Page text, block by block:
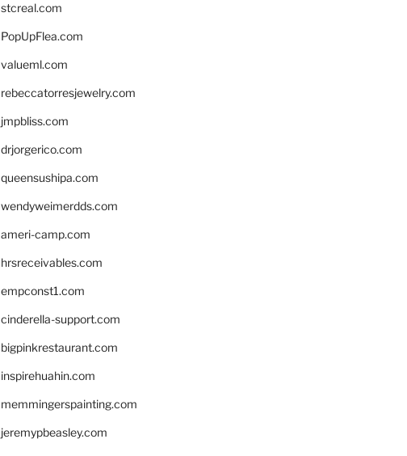
stcreal.com
PopUpFlea.com
valueml.com
rebeccatorresjewelry.com
jmpbliss.com
drjorgerico.com
queensushipa.com
wendyweimerdds.com
ameri-camp.com
hrsreceivables.com
empconst1.com
cinderella-support.com
bigpinkrestaurant.com
inspirehuahin.com
memmingerspainting.com
jeremypbeasley.com